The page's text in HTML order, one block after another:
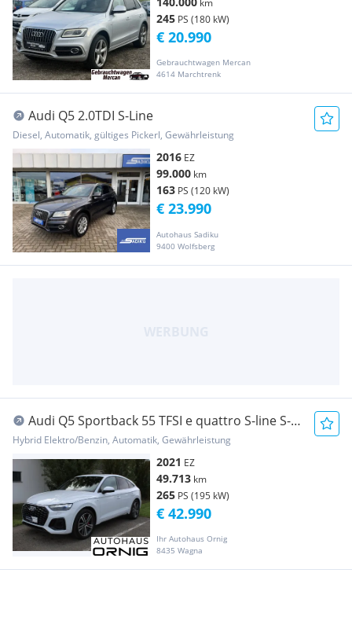
km
245 PS (180 kW)
Gebrauchtwagen Mercan
4614 Marchtrenk
€ 20.990
Audi Q5 2.0TDI S-Line
Diesel, Automatik, gültiges Pickerl, Gewährleistung
2016 EZ
99.000 km
163 PS (120 kW)
Autohaus Sadiku
9400 Wolfsberg
€ 23.990
Audi Q5 Sportback 55 TFSI e quattro S-line S-
tronic
Hybrid Elektro/Benzin, Automatik, Gewährleistung
2021 EZ
49.713 km
265 PS (195 kW)
Ihr Autohaus Ornig
8435 Wagna
€ 42.990